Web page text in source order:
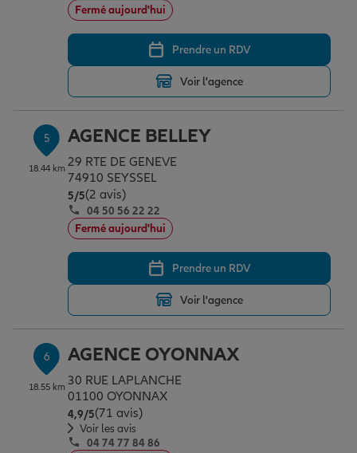
Fermé aujourd'hui
Prendre un RDV
Voir l'agence
5
18.44 km
AGENCE BELLEY
29 RTE DE GENEVE
74910 SEYSSEL
5/5Note de 5 sur 5
(2 avis)
04 50 56 22 22
Fermé aujourd'hui
Prendre un RDV
Voir l'agence
6
18.55 km
AGENCE OYONNAX
30 RUE LAPLANCHE
01100 OYONNAX
4,9/5Note de 4.9 sur 5
(71 avis)
Voir les avis
04 74 77 84 86